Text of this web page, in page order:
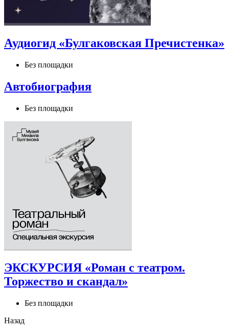
Аудиогид «Булгаковская Пречистенка»
Без площадки
Автобиография
Без площадки
ЭКСКУРСИЯ «Роман с театром.
Торжество и скандал»
Без площадки
Назад